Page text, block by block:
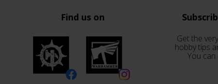
Find us on
Get the
hobby tips
You